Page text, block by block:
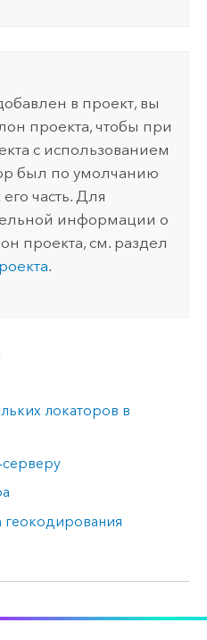
в проект, вы
проекта, чтобы при
с использованием
был по умолчанию
часть. Для
информации о
проекта, см. раздел
.
локаторов в
геокодирования